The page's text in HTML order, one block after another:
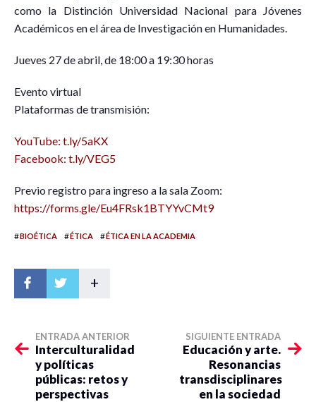
como la Distinción Universidad Nacional para Jóvenes
Académicos en el área de Investigación en Humanidades.
Jueves 27 de abril, de 18:00 a 19:30 horas
Evento virtual
Plataformas de transmisión:
YouTube: t.ly/5aKX
Facebook: t.ly/VEG5
Previo registro para ingreso a la sala Zoom:
https://forms.gle/Eu4FRsk1BTYYvCMt9
#BIOÉTICA #ÉTICA #ÉTICA EN LA ACADEMIA
+
ENTRADA ANTERIOR
Interculturalidad
y políticas
públicas: retos y
perspectivas
SIGUIENTE ENTRADA
Educación y arte.
Resonancias
transdisciplinares
en la sociedad